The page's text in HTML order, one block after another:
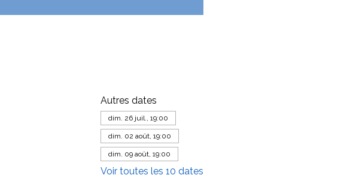
Autres dates
dim. 26 juil., 19:00
dim. 02 août, 19:00
dim. 09 août, 19:00
Voir toutes les 10 dates